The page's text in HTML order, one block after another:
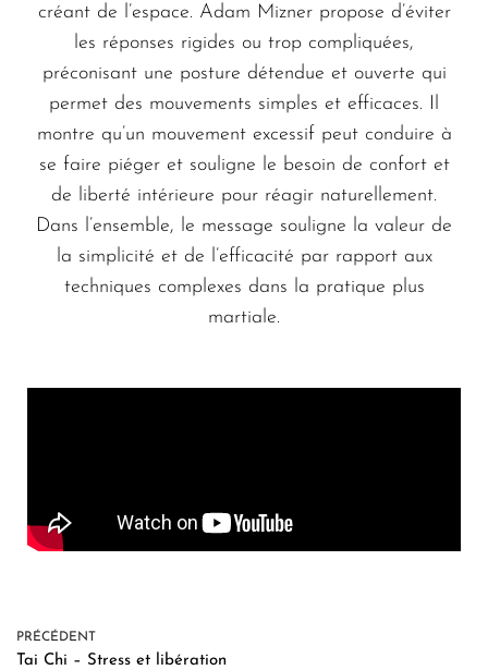
créant de l’espace. Adam Mizner propose d’éviter
les réponses rigides ou trop compliquées,
préconisant une posture détendue et ouverte qui
permet des mouvements simples et efficaces. Il
montre qu’un mouvement excessif peut conduire à
se faire piéger et souligne le besoin de confort et
de liberté intérieure pour réagir naturellement.
Dans l’ensemble, le message souligne la valeur de
la simplicité et de l’efficacité par rapport aux
techniques complexes dans la pratique plus
martiale.
PRÉCÉDENT
Tai Chi – Stress et libération